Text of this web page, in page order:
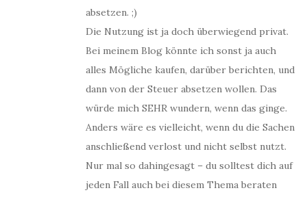
absetzen. ;)
Die Nutzung ist ja doch überwiegend privat.
Bei meinem Blog könnte ich sonst ja auch
alles Mögliche kaufen, darüber berichten, und
dann von der Steuer absetzen wollen. Das
würde mich SEHR wundern, wenn das ginge.
Anders wäre es vielleicht, wenn du die Sachen
anschließend verlost und nicht selbst nutzt.
Nur mal so dahingesagt – du solltest dich auf
jeden Fall auch bei diesem Thema beraten